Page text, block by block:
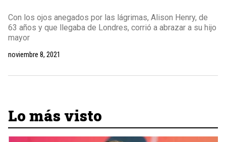
Con los ojos anegados por las lágrimas, Alison Henry, de
63 años y que llegaba de Londres, corrió a abrazar a su hijo
mayor
noviembre 8, 2021
Lo más visto